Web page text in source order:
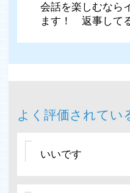
会話を楽しむなら
ます！ 返事して
よく評価されてい
いいです